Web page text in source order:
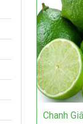
biến
thể.
Các
tùy
chọn
có
thể
được
chọn
trên
trang
Chanh